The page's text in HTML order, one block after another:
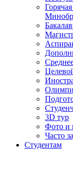
3D тур
Фото и
Часто
Студентам